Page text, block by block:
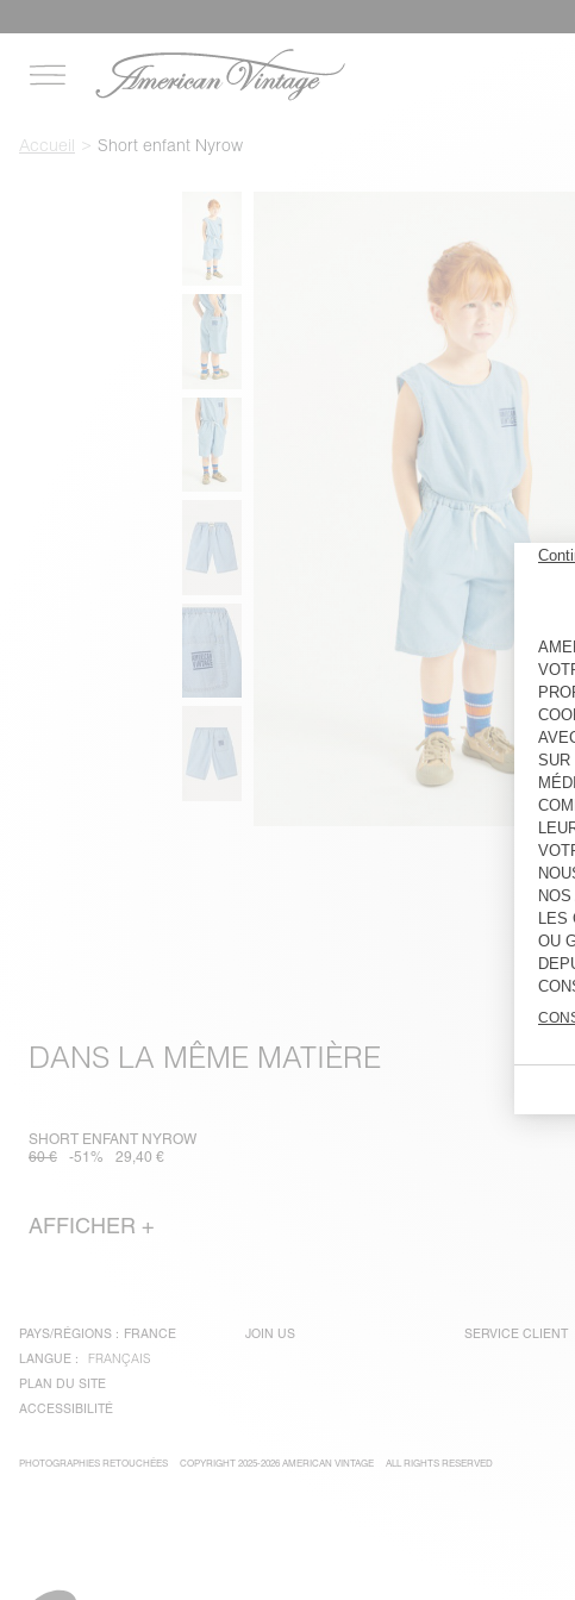
Accueil Short enfant Nyrow
DANS LA MÊME MATIÈRE
SHORT ENFANT NYROW
60 €
-51% 29,40 €
AFFICHER +
PAYS/RÉGIONS : FRANCE
LANGUE :
FRANÇAIS
PLAN DU SITE
ACCESSIBILITÉ
JOIN US SERVICE CLIENT
PHOTOGRAPHIES RETOUCHÉES COPYRIGHT 2025-2026 AMERICAN VINTAGE ALL RIGHTS RESERVED